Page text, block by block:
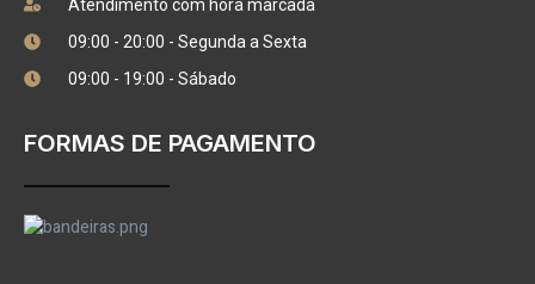
Atendimento com hora marcada
09:00 - 20:00 - Segunda a Sexta
09:00 - 19:00 - Sábado
FORMAS DE PAGAMENTO